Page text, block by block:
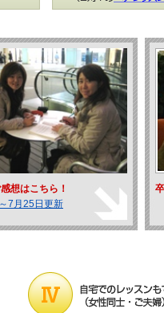
想はこちら！
7月25日更新